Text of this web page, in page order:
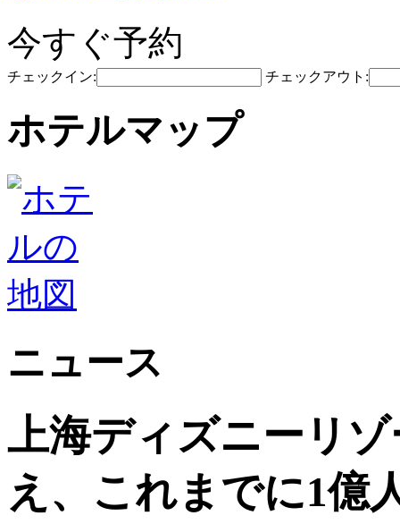
今すぐ予約
チェックイン: チェックアウト:
ホテルマップ
ニュース
上海ディズニーリ
え、これまでに1億